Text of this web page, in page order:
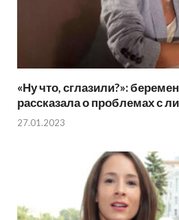
«Ну что, сглазили?»:
рассказала о проблемах с
27.01.2023